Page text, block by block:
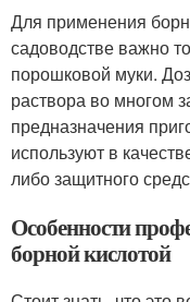
Для применения
садоводстве важно
порошковой муки.
раствора во многом
предназначения
используют в
либо защитного
Особенности
борной кислотой